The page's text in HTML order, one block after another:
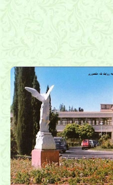
نمازی بیمارستان مسلمین
, پزشک , بیمار , ارتباط با
پزشک با مریض , اخلاق
شیراز و طبابت